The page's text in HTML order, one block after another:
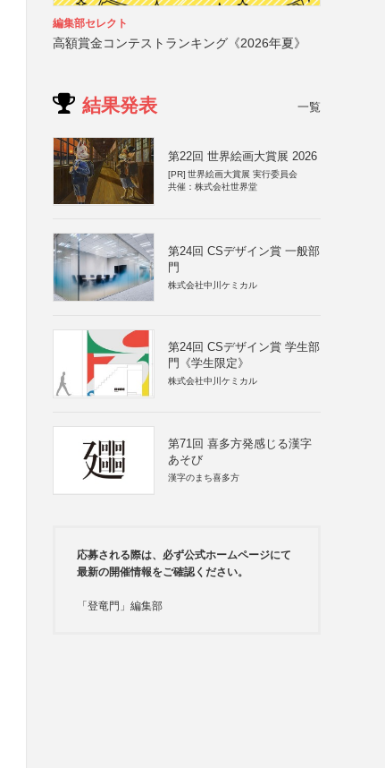
編集部セレクト
高額賞金コンテストランキング《2026年夏》
結果発表 一覧
第22回 世界絵画大賞展 2026
[PR] 世界絵画大賞展 実行委員会
共催：株式会社世界堂
第24回 CSデザイン賞 一般部
門
株式会社中川ケミカル
第24回 CSデザイン賞 学生部
門《学生限定》
株式会社中川ケミカル
第71回 喜多方発感じる漢字
あそび
漢字のまち喜多方
応募される際は、必ず公式ホームページにて
最新の開催情報をご確認ください。
「登竜門」編集部